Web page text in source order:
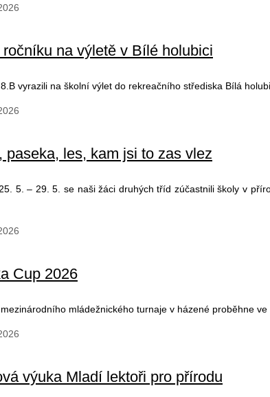
na výletě v Bílé holubici
vyrazili na školní výlet do rekreačního střediska Bílá
paseka, les, kam jsi to zas vlez
5. – 29. 5. se naši žáci druhých tříd zúčastnili školy v
Cup 2026
mládežnického turnaje v házené proběhne ve
výuka Mladí lektoři pro přírodu